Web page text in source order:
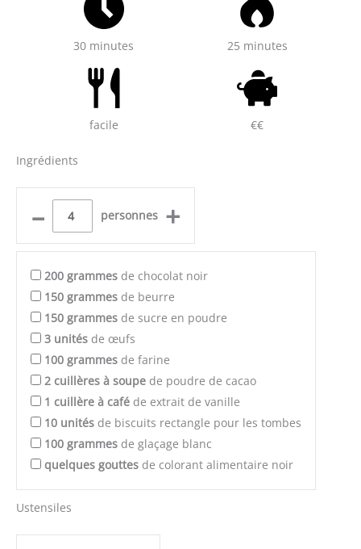
30 minutes 25 minutes
facile €€
Ingrédients
– personnes +
200 grammes de chocolat noir
150 grammes de beurre
150 grammes de sucre en poudre
3 unités de œufs
100 grammes de farine
2 cuillères à soupe de poudre de cacao
1 cuillère à café de extrait de vanille
10 unités de biscuits rectangle pour les tombes
100 grammes de glaçage blanc
quelques gouttes de colorant alimentaire noir
Ustensiles